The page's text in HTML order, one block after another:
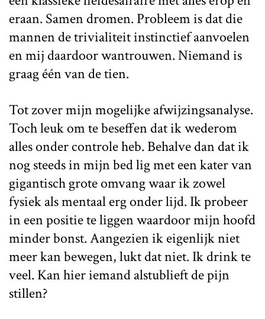
eraan. Samen dromen. Probleem is dat die
mannen de trivialiteit instinctief aanvoelen
en mij daardoor wantrouwen. Niemand is
graag één van de tien.
Tot zover mijn mogelijke afwijzingsanalyse.
Toch leuk om te beseffen dat ik wederom
alles onder controle heb. Behalve dan dat ik
nog steeds in mijn bed lig met een kater van
gigantisch grote omvang waar ik zowel
fysiek als mentaal erg onder lijd. Ik probeer
in een positie te liggen waardoor mijn hoofd
minder bonst. Aangezien ik eigenlijk niet
meer kan bewegen, lukt dat niet. Ik drink te
veel. Kan hier iemand alstublieft de pijn
stillen?